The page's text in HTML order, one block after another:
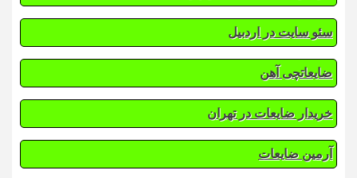
سئو سایت در اردبیل
ضایعاتچی آهن
خریدار ضایعات در تهران
آرمین ضایعات